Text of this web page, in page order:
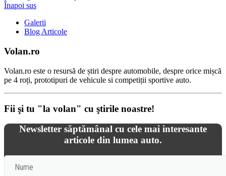
Înapoi sus
Galerii
Blog Articole
Volan.ro
Volan.ro este o resursă de știri despre automobile, despre orice mișcă
pe 4 roți, prototipuri de vehicule si competiții sportive auto.
Fii şi tu "la volan" cu ştirile noastre!
Newsletter săptămânal cu cele mai interesante
articole din lumea auto.